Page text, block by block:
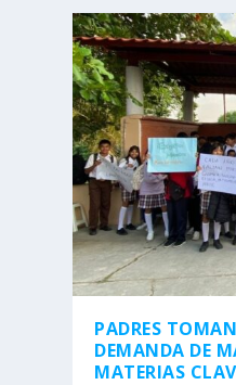
PADRES
DEMANDA DE
MATERIAS